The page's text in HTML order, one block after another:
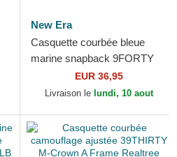
New Era
Casquette courbée bleue
marine snapback 9FORTY
M-Crown All Star Game
Boston Red Sox MLB New
EUR 36,95
Livraison le lundi, 10 aout